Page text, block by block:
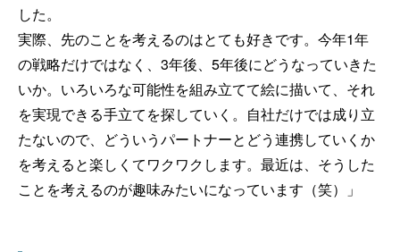
した。
実際、先のことを考えるのはとても好きです。今年1年
の戦略だけではなく、3年後、5年後にどうなっていきた
いか。いろいろな可能性を組み立てて絵に描いて、それ
を実現できる手立てを探していく。自社だけでは成り立
たないので、どういうパートナーとどう連携していくか
を考えると楽しくてワクワクします。最近は、そうした
ことを考えるのが趣味みたいになっています（笑）」